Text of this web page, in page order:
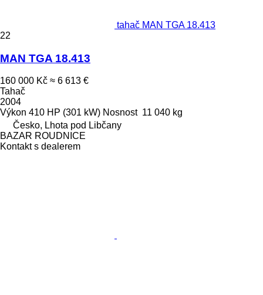
tahač MAN TGA 18.413
22
MAN TGA 18.413
160 000 Kč ≈ 6 613 €
Tahač
2004
Výkon 410 HP (301 kW) Nosnost 11 040 kg
Česko, Lhota pod Libčany
BAZAR ROUDNICE
Kontakt s dealerem